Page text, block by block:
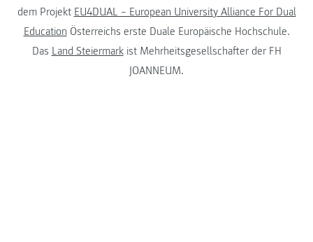
dem Projekt EU4DUAL – European University Alliance For Dual
Education Österreichs erste Duale Europäische Hochschule.
Das Land Steiermarkist Mehrheitsgesellschafter der FH
JOANNEUM.